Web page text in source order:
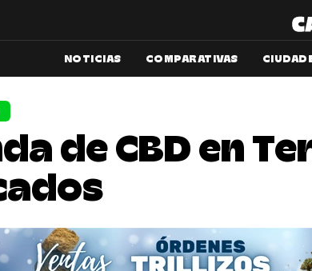
NOTICIAS COMPARATIVAS
de CBD en